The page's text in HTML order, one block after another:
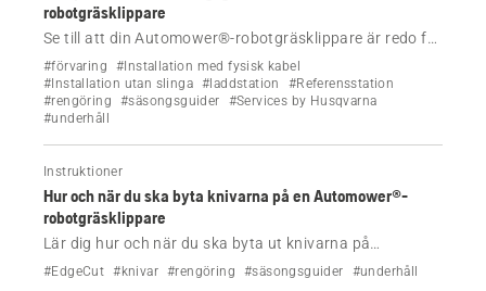
robotgräsklippare
Se till att din Automower®-robotgräsklippare är redo för
vintern med vår guide till förvaring, underhåll och
tjänster från återförsäljaren som skyddar klipparen och
håller den i gott skick fram till våren.
#förvaring
#Installation med fysisk kabel
#Installation utan slinga #laddstation
#Referensstation
#rengöring
#säsongsguider
#Services by Husqvarna
#underhåll
Instruktioner
Hur och när du ska byta knivarna på en Automower®-
robotgräsklippare
Lär dig hur och när du ska byta ut knivarna på
Automower®-robotgräsklipparen med eller utan
#EdgeCut #knivar #rengöring #säsongsguider #underhåll